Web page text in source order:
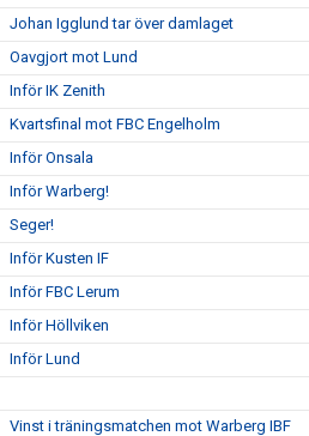
Johan Igglund tar över damlaget
Oavgjort mot Lund
Inför IK Zenith
Kvartsfinal mot FBC Engelholm
Inför Onsala
Inför Warberg!
Seger!
Inför Kusten IF
Inför FBC Lerum
Inför Höllviken
Inför Lund
Vinst i träningsmatchen mot Warberg IBF